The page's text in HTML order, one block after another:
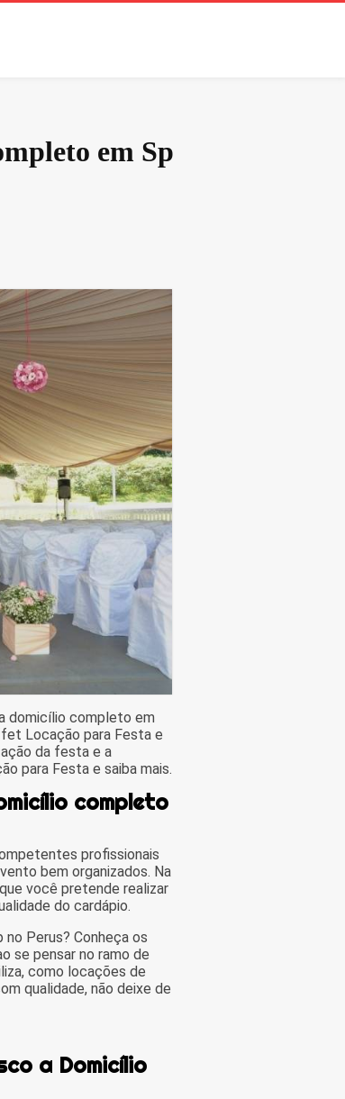
em Sp
domicílio completo em
Locação para Festa e
da festa e a
para Festa e saiba mais.
completo
profissionais
bem organizados. Na
você pretende realizar
do cardápio.
Perus? Conheça os
se pensar no ramo de
como locações de
qualidade, não deixe de
a Domicílio